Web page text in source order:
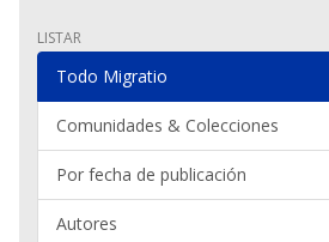
LISTAR
Todo Migratio
Comunidades & Colecciones
Por fecha de publicación
Autores